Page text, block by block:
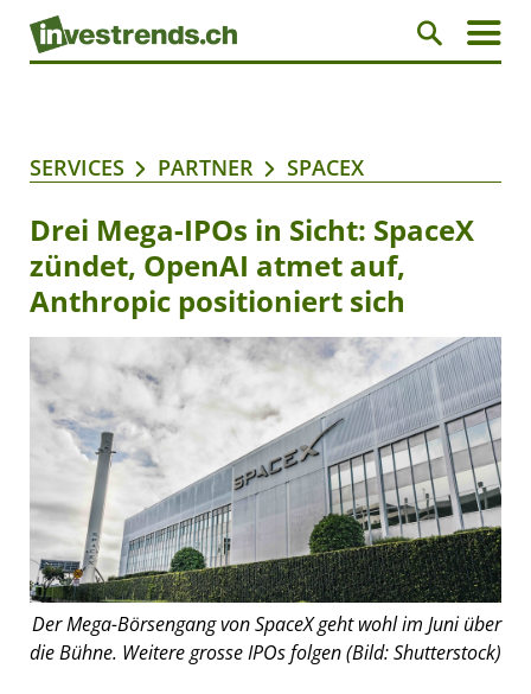
SERVICES PARTNER SPACEX
Drei Mega-IPOs in Sicht: SpaceX
zündet, OpenAI atmet auf,
Anthropic positioniert sich
Der Mega-Börsengang von SpaceX geht wohl im Juni über
die Bühne. Weitere grosse IPOs folgen (Bild: Shutterstock)